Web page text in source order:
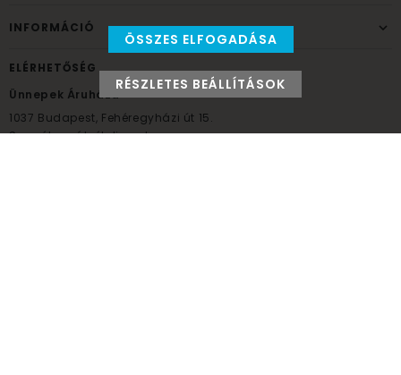
INFORMÁCIÓ
ELÉRHETŐSÉG
Ünnepek Áruháza
1037 Budapest, Fehéregyházi út 15.
Személyes átvételi pont
ÖSSZES ELFOGADÁSA
RÉSZLETES BEÁLLÍTÁSOK